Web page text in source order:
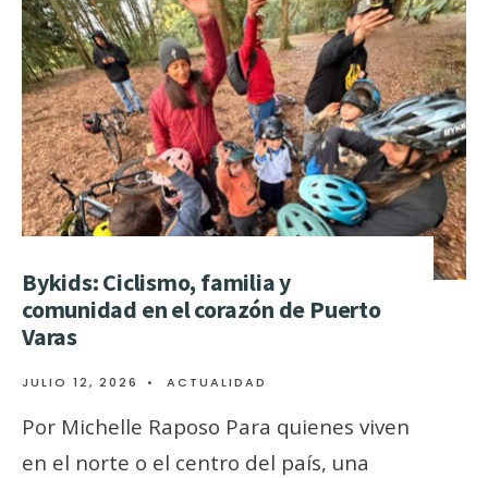
Bykids: Ciclismo, familia y
comunidad en el corazón de Puerto
Varas
JULIO 12, 2026 • ACTUALIDAD
Por Michelle Raposo Para quienes viven
en el norte o el centro del país, una